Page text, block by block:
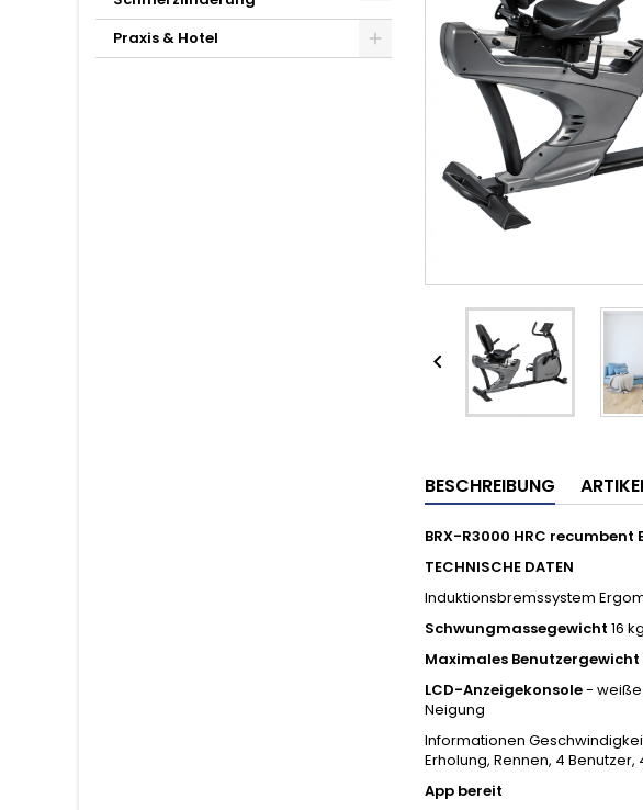
Praxis & Hotel

BESCHREIBUNG
BRX-R3000 HRC recumbent
TECHNISCHE DATEN
Induktionsbremssystem
Schwungmassegewicht 16 kg
Maximales Benutzergewicht
LCD-Anzeigekonsole-
Neigung
Informationen
Erholung, Rennen, 4 Benutzer,
App bereit